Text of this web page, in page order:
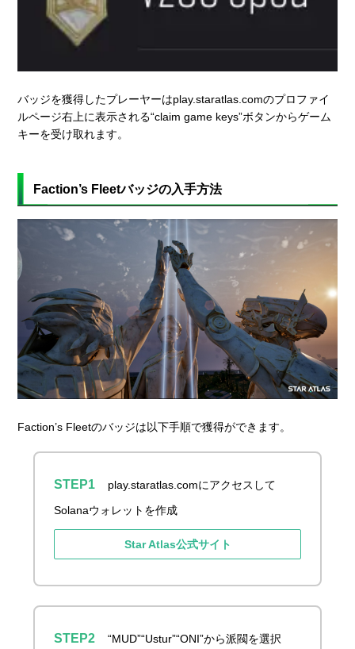
バッジを獲得したプレーヤーはplay.staratlas.comのプロファイ
ルページ右上に表示される“claim game keys”ボタンからゲーム
キーを受け取れます。
Faction’s Fleetバッジの入手方法
Faction’s Fleetのバッジは以下手順で獲得ができます。
play.staratlas.comにアクセスして
Solanaウォレットを作成
Star Atlas公式サイト
“MUD”“Ustur”“ONI”から派閥を選択